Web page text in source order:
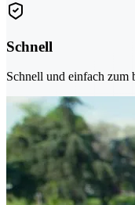
Schnell
Schnell und einfach zum